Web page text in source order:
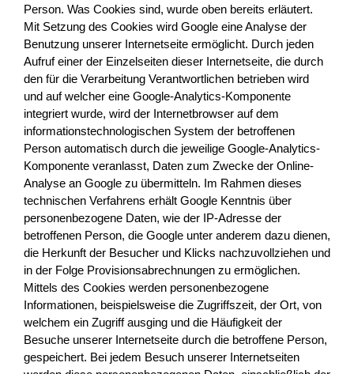
Person. Was Cookies sind, wurde oben bereits erläutert.
Mit Setzung des Cookies wird Google eine Analyse der
Benutzung unserer Internetseite ermöglicht. Durch jeden
Aufruf einer der Einzelseiten dieser Internetseite, die durch
den für die Verarbeitung Verantwortlichen betrieben wird
und auf welcher eine Google-Analytics-Komponente
integriert wurde, wird der Internetbrowser auf dem
informationstechnologischen System der betroffenen
Person automatisch durch die jeweilige Google-Analytics-
Komponente veranlasst, Daten zum Zwecke der Online-
Analyse an Google zu übermitteln. Im Rahmen dieses
technischen Verfahrens erhält Google Kenntnis über
personenbezogene Daten, wie der IP-Adresse der
betroffenen Person, die Google unter anderem dazu dienen,
die Herkunft der Besucher und Klicks nachzuvollziehen und
in der Folge Provisionsabrechnungen zu ermöglichen.
Mittels des Cookies werden personenbezogene
Informationen, beispielsweise die Zugriffszeit, der Ort, von
welchem ein Zugriff ausging und die Häufigkeit der
Besuche unserer Internetseite durch die betroffene Person,
gespeichert. Bei jedem Besuch unserer Internetseiten